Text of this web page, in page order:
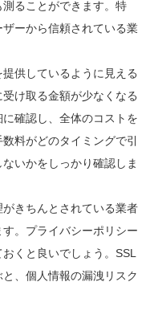
ることができます。特
ーから信頼されている業
供しているように見える
け取る金額が少なくなる
確認し、全体のコストを
料がどのタイミングで引
いかをしっかり確認しま
きちんとされている業者
。プライバシーポリシー
くと良いでしょう。SSL
、個人情報の漏洩リスク